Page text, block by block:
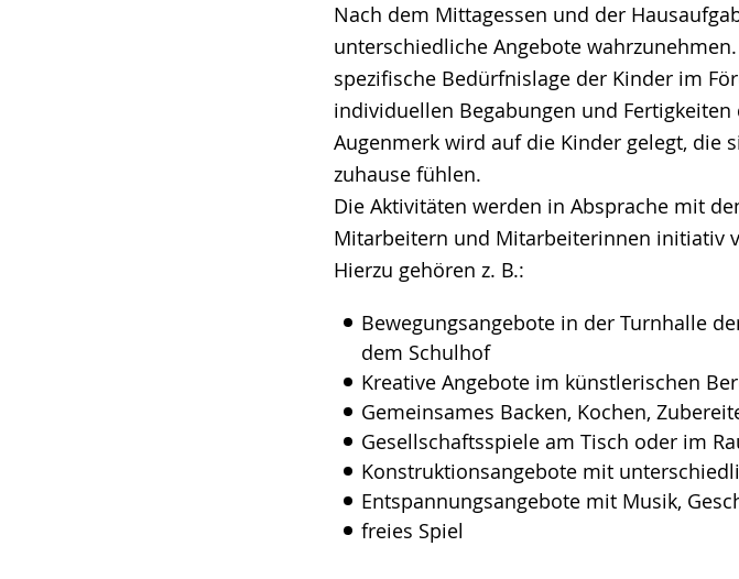
Nach dem Mittagessen und der
unterschiedliche Angebote
spezifische Bedürfnislage der Kinder im
individuellen Begabungen und
Augenmerk wird auf die Kinder gelegt, die
zuhause fühlen.
Die Aktivitäten werden in Absprache mit
Mitarbeitern und Mitarbeiterinnen initiativ
Hierzu gehören z. B.:
Bewegungsangebote in der Turnhalle
dem Schulhof
Kreative Angebote im künstlerischen
Gemeinsames Backen, Kochen,
Gesellschaftsspiele am Tisch oder im
Konstruktionsangebote mit
Entspannungsangebote mit Musik,
freies Spiel
wechseln.
Deutscher
Gebärdensprache
wird
angezeigt.